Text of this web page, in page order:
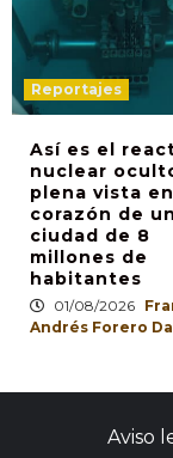
Reportajes
Así es el
nuclear
plena vista
corazón de
ciudad de 8
millones de
habitantes
01/08/2026
Andrés Forero
Aviso